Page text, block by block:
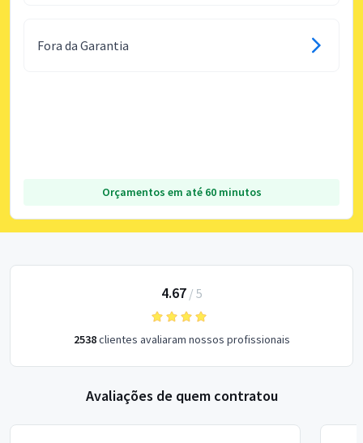
Fora da Garantia
Orçamentos em até 60 minutos
4.67/ 5
2538clientes avaliaram nossos profissionais
Avaliações de quem contratou